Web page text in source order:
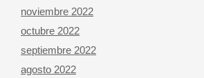
noviembre 2022
octubre 2022
septiembre 2022
agosto 2022